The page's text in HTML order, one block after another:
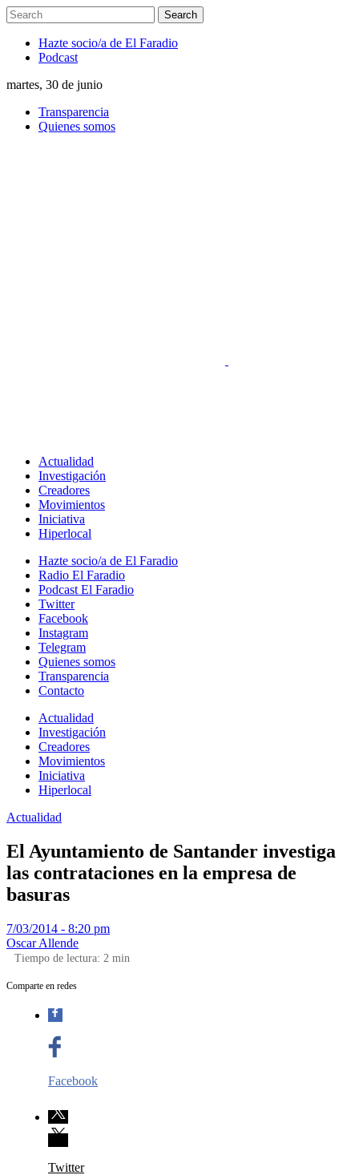
Hazte socio/a de El Faradio
Podcast
martes, 30 de junio
Transparencia
Quienes somos
Actualidad
Investigación
Creadores
Movimientos
Iniciativa
Hiperlocal
Hazte socio/a de El Faradio
Radio El Faradio
Podcast El Faradio
Twitter
Facebook
Instagram
Telegram
Quienes somos
Transparencia
Contacto
Actualidad
Investigación
Creadores
Movimientos
Iniciativa
Hiperlocal
Actualidad
El Ayuntamiento de Santander investiga
las contrataciones en la empresa de
basuras
7/03/2014 - 8:20 pm
Oscar Allende
Tiempo de lectura: 2 min
Comparte en redes
Facebook
Twitter